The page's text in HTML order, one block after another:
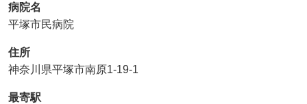
病院名
平塚市民病院
住所
神奈川県平塚市南原1-19-1
最寄駅